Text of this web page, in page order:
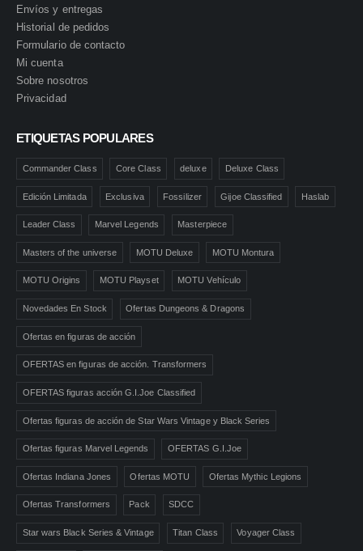
Envíos y entregas
Historial de pedidos
Formulario de contacto
Mi cuenta
Sobre nosotros
Privacidad
ETIQUETAS POPULARES
Commander Class Core Class deluxe Deluxe Class
Edición Limitada Exclusiva Fossilizer Gijoe Classified Haslab
Leader Class Marvel Legends Masterpiece
Masters of the universe MOTU Deluxe MOTU Montura
MOTU Origins MOTU Playset MOTU Vehículo
Novedades En Stock Ofertas Dungeons & Dragons
Ofertas en figuras de acción
OFERTAS en figuras de acción. Transformers
OFERTAS figuras acción G.I.Joe Classified
Ofertas figuras de acción de Star Wars Vintage y Black Series
Ofertas figuras Marvel Legends OFERTAS G.I.Joe
Ofertas Indiana Jones Ofertas MOTU Ofertas Mythic Legions
Ofertas Transformers Pack SDCC
Star wars Black Series & Vintage Titan Class Voyager Class